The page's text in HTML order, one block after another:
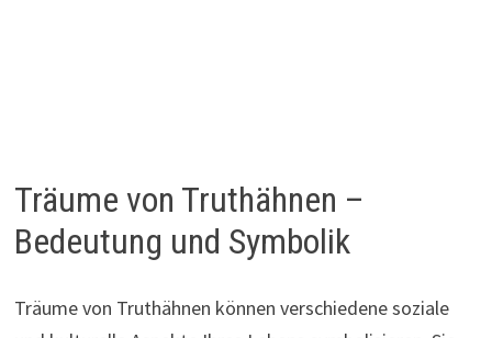
Träume von Truthähnen –
Bedeutung und Symbolik
Träume von Truthähnen können verschiedene soziale